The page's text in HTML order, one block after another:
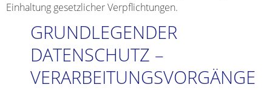
Einhaltung gesetzlicher Verpflichtungen.
GRUNDLEGENDER
DATENSCHUTZ –
VERARBEITUNGSVORGÄNGE